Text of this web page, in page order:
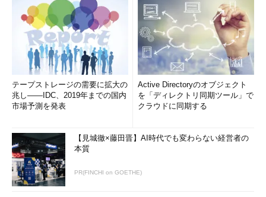
テープストレージの需要に拡大の
兆し――IDC、2019年までの国内
市場予測を発表
Active Directoryのオブジェクト
を「ディレクトリ同期ツール」で
クラウドに同期する
【見城徹×藤田晋】AI時代でも変わらない経営者の
本質
PR(FINCHI on GOETHE)